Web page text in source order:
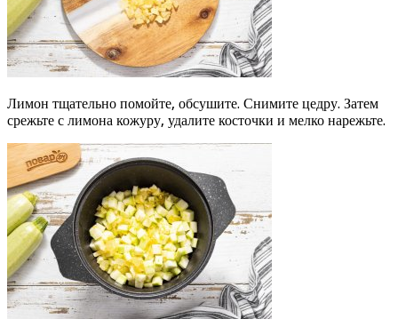
Лимон тщательно помойте, обсушите. Снимите цедру. Затем
срежьте с лимона кожуру, удалите косточки и мелко нарежьте.